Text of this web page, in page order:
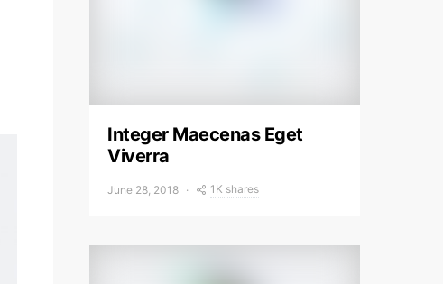
Integer Maecenas Eget
Viverra
June 28, 2018 1K shares